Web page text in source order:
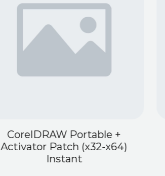
CorelDRAW Portable +
Activator Patch (x32-x64)
Instant